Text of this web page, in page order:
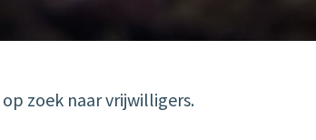
zoek naar vrijwilligers.